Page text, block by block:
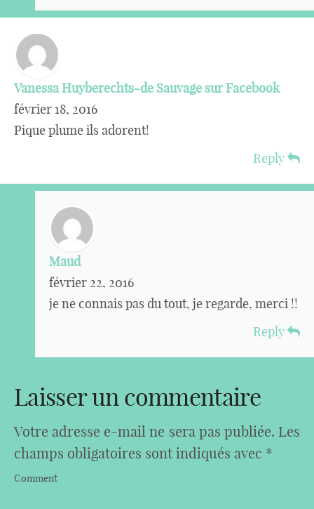
Vanessa Huyberechts-de Sauvage sur Facebook
février 18, 2016
Pique plume ils adorent!
Reply
Maud
février 22, 2016
je ne connais pas du tout, je regarde, merci !!
Reply
Laisser un commentaire
Votre adresse e-mail ne sera pas publiée. Les
champs obligatoires sont indiqués avec *
Comment